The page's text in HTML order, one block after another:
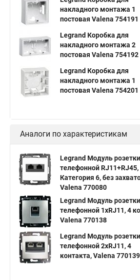
накладного монтажа 1
постовая Valena 754191
Legrand Коробка для
накладного монтажа 2
постовая Valena 754192
Legrand Коробка для
накладного монтажа 1
постовая Valena 754201
Аналоги по характеристикам
Legrand Модуль розетки
телефонной RJ11+RJ45,
Категория 6, без
Valena 770080
Legrand Модуль розетки
телефонной 1хRJ11, 4
Valena 770138
Legrand Модуль розетки
телефонной 2xRJ11, 4
контакта, Valena 770139